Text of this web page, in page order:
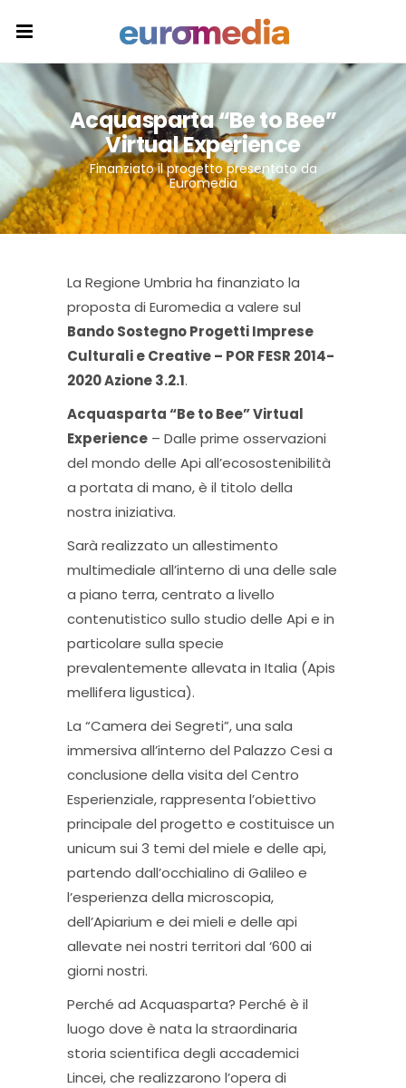
Acquasparta “Be to Bee”
Virtual Experience
Finanziato il progetto presentato da
Euromedia
La Regione Umbria ha finanziato la
proposta di Euromedia a valere sul
Bando Sostegno Progetti Imprese
Culturali e Creative – POR FESR 2014-
2020 Azione 3.2.1.
Acquasparta “Be to Bee” Virtual
Experience – Dalle prime osservazioni
del mondo delle Api all’ecosostenibilità
a portata di mano, è il titolo della
nostra iniziativa.
Sarà realizzato un allestimento
multimediale all’interno di una delle sale
a piano terra, centrato a livello
contenutistico sullo studio delle Api e in
particolare sulla specie
prevalentemente allevata in Italia (Apis
mellifera ligustica).
La “Camera dei Segreti”, una sala
immersiva all’interno del Palazzo Cesi a
conclusione della visita del Centro
Esperienziale, rappresenta l’obiettivo
principale del progetto e costituisce un
unicum sui 3 temi del miele e delle api,
partendo dall’occhialino di Galileo e
l’esperienza della microscopia,
dell’Apiarium e dei mieli e delle api
allevate nei nostri territori dal ‘600 ai
giorni nostri.
Perché ad Acquasparta? Perché è il
luogo dove è nata la straordinaria
storia scientifica degli accademici
Lincei, che realizzarono l’opera di